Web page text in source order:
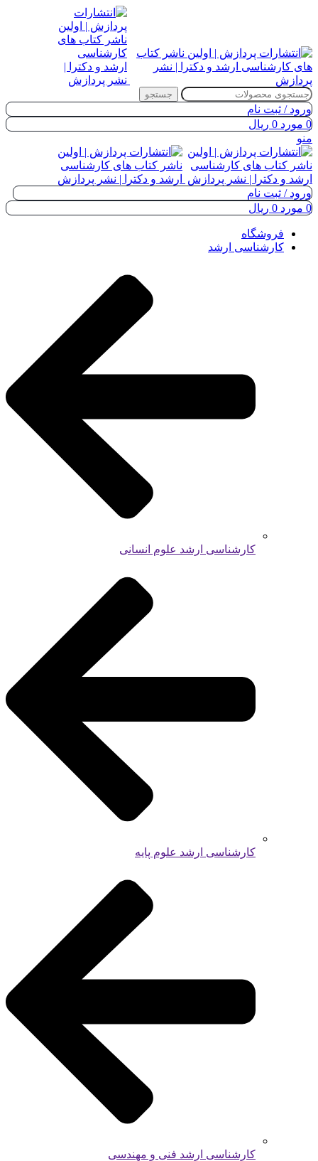
جستجو
ورود / ثبت نام
0 مورد 0 ریال
منو
ورود / ثبت نام
0 مورد 0 ریال
فروشگاه
کارشناسی ارشد
کارشناسی ارشد علوم انسانی
کارشناسی ارشد علوم پایه
کارشناسی ارشد فنی و مهندسی